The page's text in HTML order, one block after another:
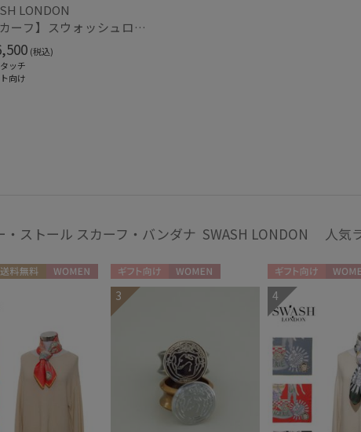
スウォッシュロンドン
urawaza
ウラワザ
LONDON
【スカーフ】スウォッシュロンドン (SWASH LONDON) Ferris Flight 68*68 シルク 日本製
(税込)
ッチ
向け
・ストール スカーフ・バンダナ SWASH LONDON 人気
ギフト向け WOMEN
3
ギフト向け
4